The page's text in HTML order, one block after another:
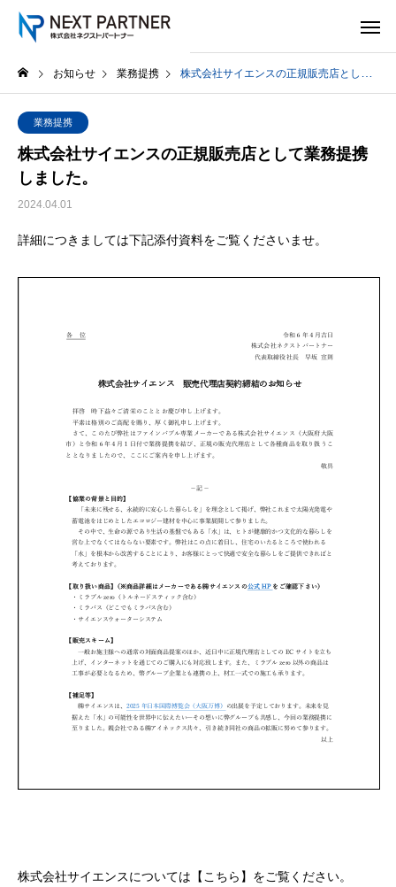
お知らせ 業務提携 株式会社サイエンスの正規販売店として業務提携しました。
業務提携
株式会社サイエンスの正規販売店として業務提携
しました。
2024.04.01
詳細につきましては下記添付資料をご覧くださいませ。
株式会社サイエンスについては【 こちら 】をご覧ください。